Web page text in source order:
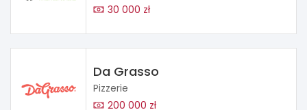
30 000 zł
Da Grasso
Pizzerie
200 000 zł